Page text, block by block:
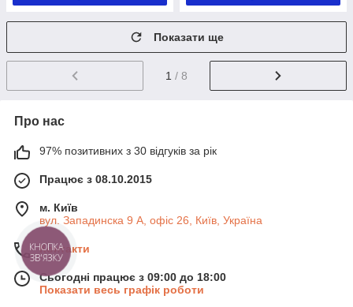
Показати ще
1 / 8
Про нас
97% позитивних з 30 відгуків за рік
Працює з 08.10.2015
м. Київ
вул. Западинска 9 А, офіс 26, Київ, Україна
Контакти
Сьогодні працює з 09:00 до 18:00
Показати весь графік роботи
КНОПКА
ЗВ'ЯЗКУ